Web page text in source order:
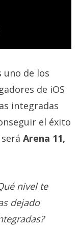
uno de los
de iOS
integradas
el éxito
Arena 11,
nivel te
dejado